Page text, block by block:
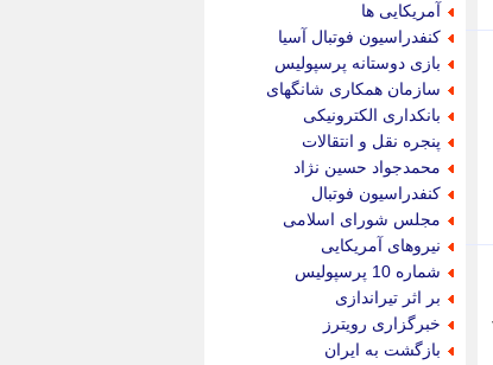
آمریکایی ها
کنفدراسیون فوتبال آسیا
بازی دوستانه پرسپولیس
سازمان همکاری شانگهای
بانکداری الکترونیکی
پنجره نقل و انتقالات
محمدجواد حسین نژاد
کنفدراسیون فوتبال
مجلس شورای اسلامی
نیروهای آمریکایی
شماره 10 پرسپولیس
بر اثر تیراندازی
خبرگزاری رویترز
بازگشت به ایران